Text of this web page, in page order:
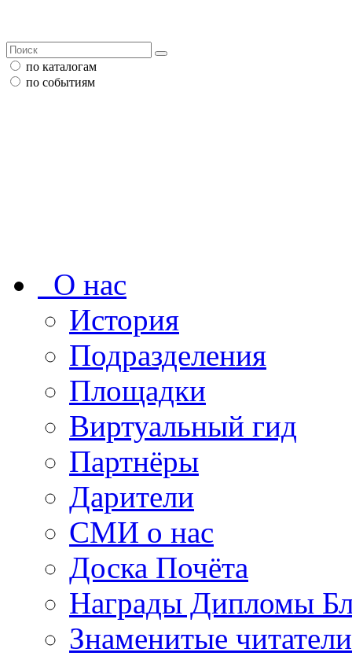
по каталогам
по событиям
О нас
История
Подразделения
Площадки
Виртуальный гид
Партнёры
Дарители
СМИ о нас
Доска Почёта
Награды Дипломы
Знаменитые